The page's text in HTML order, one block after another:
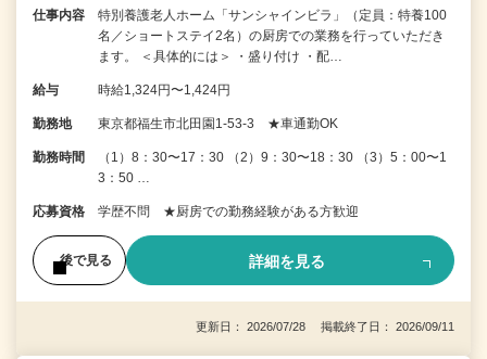
仕事内容
特別養護老人ホーム「サンシャインビラ」（定員：特養100
名／ショートステイ2名）の厨房での業務を行っていただき
ます。 ＜具体的には＞ ・盛り付け ・配…
給与 時給1,324円〜1,424円
勤務地 東京都福生市北田園1-53-3 ★車通勤OK
勤務時間
（1）8：30〜17：30 （2）9：30〜18：30 （3）5：00〜1
3：50 …
応募資格 学歴不問 ★厨房での勤務経験がある方歓迎
後で見る 詳細を見る
更新日： 2026/07/28 掲載終了日： 2026/09/11